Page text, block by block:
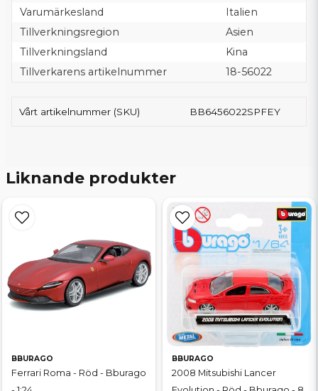
Varumärkesland
Italien
Tillverkningsregion
Asien
Tillverkningsland
Kina
Tillverkarens artikelnummer
18-56022
Vårt artikelnummer (SKU) BB6456022SPFEY
Liknande produkter
BBURAGO
Ferrari Roma - Röd - Bburago
BBURAGO
2008 Mitsubishi Lancer